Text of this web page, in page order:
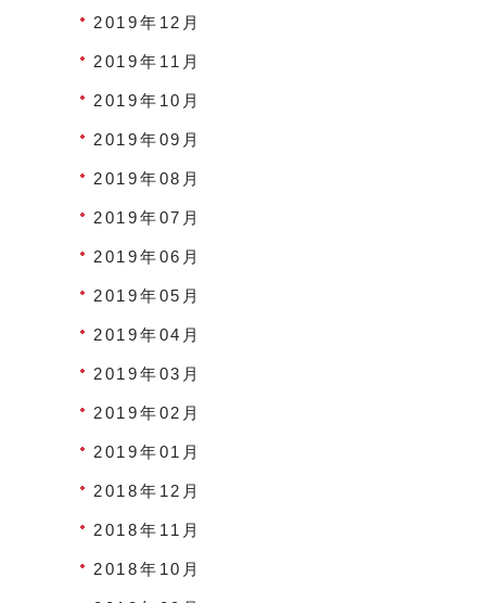
2019年12月
2019年11月
2019年10月
2019年09月
2019年08月
2019年07月
2019年06月
2019年05月
2019年04月
2019年03月
2019年02月
2019年01月
2018年12月
2018年11月
2018年10月